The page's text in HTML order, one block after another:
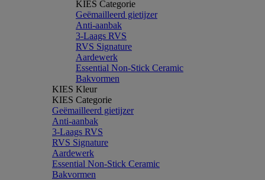
KIES Categorie
Geëmailleerd gietijzer
Anti-aanbak
3-Laags RVS
RVS Signature
Aardewerk
Essential Non-Stick Ceramic
Bakvormen
KIES Kleur
KIES Categorie
Geëmailleerd gietijzer
Anti-aanbak
3-Laags RVS
RVS Signature
Aardewerk
Essential Non-Stick Ceramic
Bakvormen